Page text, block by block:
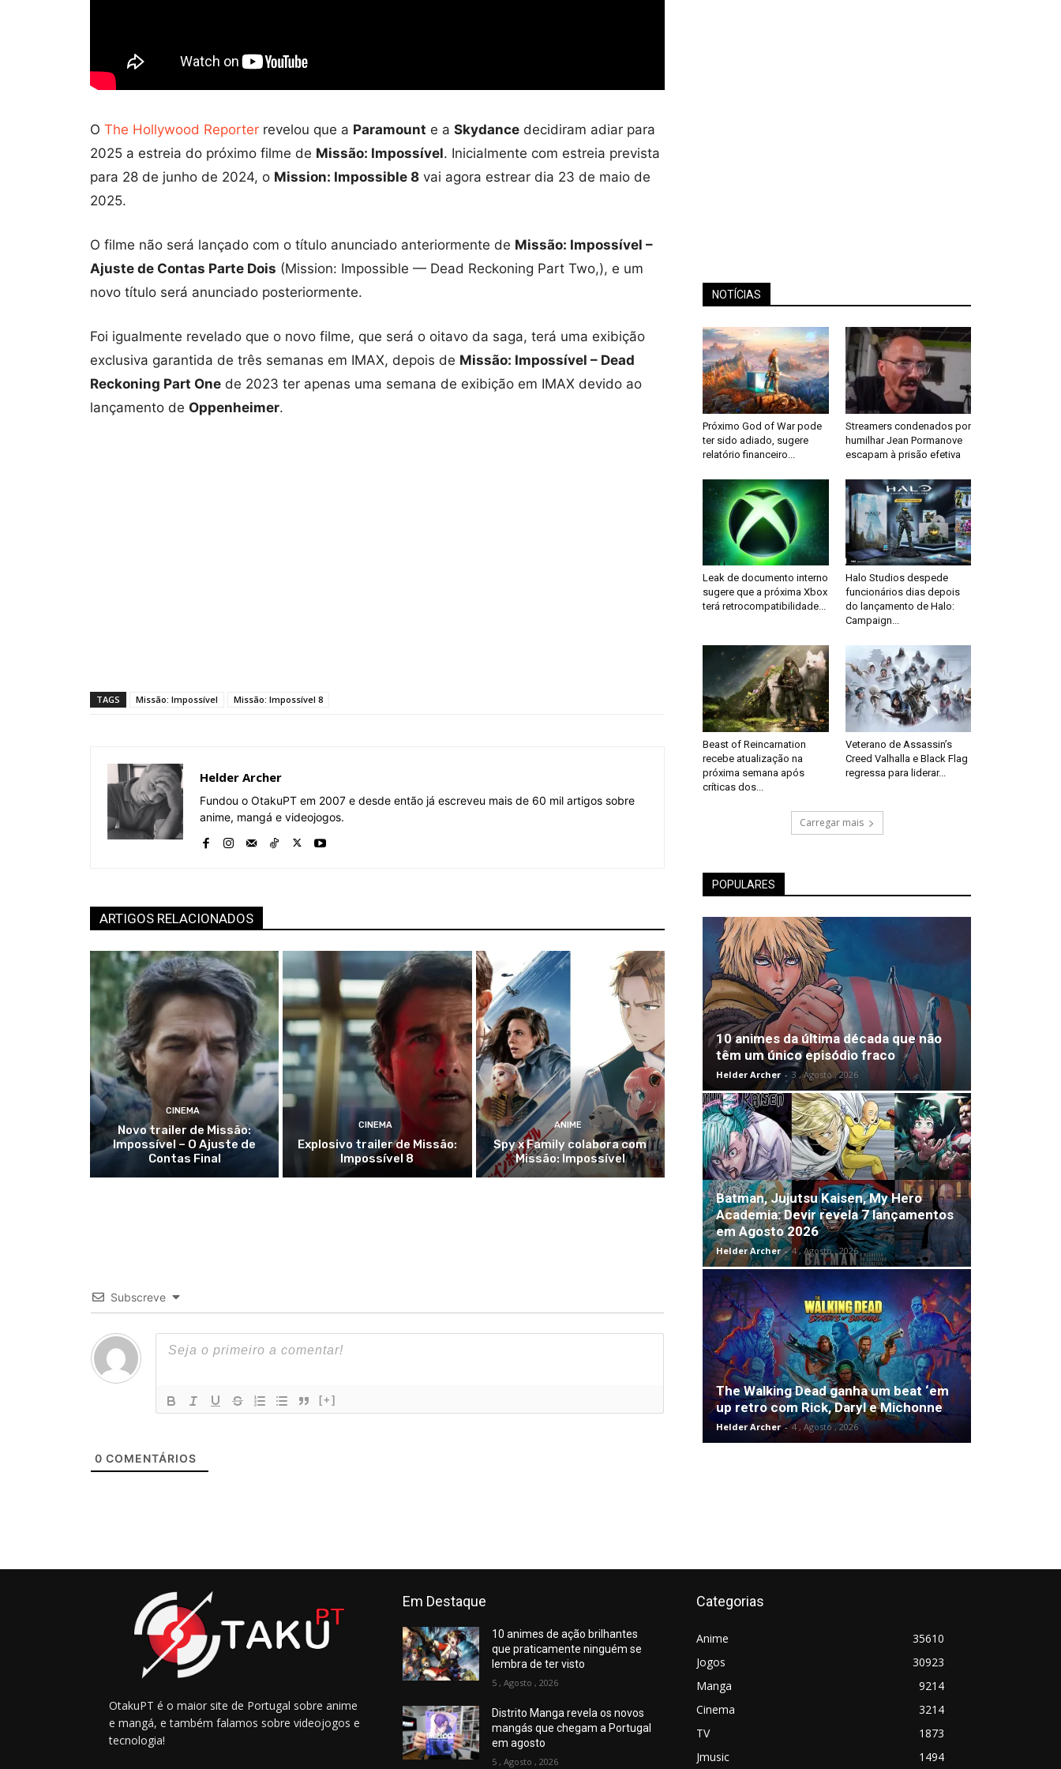
O The Hollywood Reporter revelou que a Paramount e a Skydance decidiram adiar para
2025 a estreia do próximo filme de Missão: Impossível. Inicialmente com estreia prevista
para 28 de junho de 2024, o Mission: Impossible 8 vai agora estrear dia 23 de maio de
2025.
O filme não será lançado com o título anunciado anteriormente de Missão: Impossível –
Ajuste de Contas Parte Dois (Mission: Impossible — Dead Reckoning Part Two,), e um
novo título será anunciado posteriormente.
Foi igualmente revelado que o novo filme, que será o oitavo da saga, terá uma exibição
exclusiva garantida de três semanas em IMAX, depois de Missão: Impossível – Dead
Reckoning Part One de 2023 ter apenas uma semana de exibição em IMAX devido ao
lançamento de Oppenheimer.
TAGS Missão: Impossível Missão: Impossível 8
Helder Archer
Fundou o OtakuPT em 2007 e desde então já escreveu mais de 60 mil artigos sobre
anime, mangá e videojogos.
ARTIGOS RELACIONADOS
CINEMA
Novo trailer de Missão:
Impossível – O Ajuste de
Contas Final
CINEMA
Explosivo trailer de Missão:
Impossível 8
ANIME
Spy x Family colabora com
Missão: Impossível
Subscreve
[+]
0 COMENTÁRIOS
NOTÍCIAS
Próximo God of War pode
ter sido adiado, sugere
relatório financeiro...
Streamers condenados por
humilhar Jean Pormanove
escapam à prisão efetiva
Leak de documento interno
sugere que a próxima Xbox
terá retrocompatibilidade...
Halo Studios despede
funcionários dias depois
do lançamento de Halo:
Campaign...
Beast of Reincarnation
recebe atualização na
próxima semana após
críticas dos...
Veterano de Assassin’s
Creed Valhalla e Black Flag
regressa para liderar...
Carregar mais
POPULARES
10 animes da última década que não
têm um único episódio fraco
Helder Archer - 3 , Agosto , 2026
Batman, Jujutsu Kaisen, My Hero
Academia: Devir revela 7 lançamentos
em Agosto 2026
Helder Archer - 4 , Agosto , 2026
The Walking Dead ganha um beat ‘em
up retro com Rick, Daryl e Michonne
Helder Archer - 4 , Agosto , 2026
OtakuPT é o maior site de Portugal sobre anime
e mangá, e também falamos sobre videojogos e
tecnologia!
Em Destaque
10 animes de ação brilhantes
que praticamente ninguém se
lembra de ter visto
5 , Agosto , 2026
Distrito Manga revela os novos
mangás que chegam a Portugal
em agosto
5 , Agosto , 2026
Categorias
Anime
35610
Jogos
30923
Manga
9214
Cinema
3214
TV
1873
Jmusic
1494